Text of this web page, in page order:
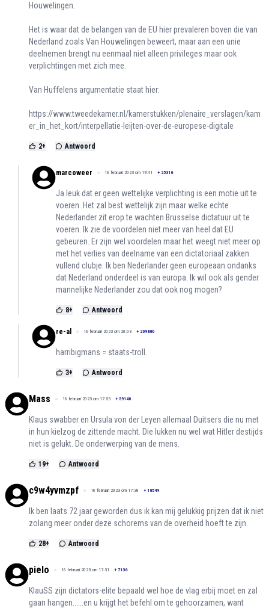
Houwelingen.
Het is waar dat de belangen van de EU hier prevaleren boven die van
Nederland zoals Van Houwelingen beweert, maar aan een unie
deelnemen brengt nu eenmaal niet alleen privileges maar ook
verplichtingen met zich mee.
Van Huffelens argumentatie staat hier:
https://www.tweedekamer.nl/kamerstukken/plenaire_verslagen/kam
er_in_het_kort/interpellatie-leijten-over-de-europese-digitale
2+ Antwoord
marcoweer 16 februari 2023 om 19:41 + 25316
Ja leuk dat er geen wettelijke verplichting is een motie uit te
voeren. Het zal best wettelijk zijn maar welke echte
Nederlander zit erop te wachten Brusselse dictatuur uit te
voeren. Ik zie de voordelen niet meer van heel dat EU
gebeuren. Er zijn wel voordelen maar het weegt niet meer op
met het verlies van deelname van een dictatoriaal zakken
vullend clubje. Ik ben Nederlander geen europeaan ondanks
dat Nederland onderdeel is van europa. Ik wil ook als gender
mannelijke Nederlander zou dat ook nog mogen?
8+ Antwoord
re-al 16 februari 2023 om 20:03 + 209880
harribigmans = staats-troll.
3+ Antwoord
Mass 16 februari 2023 om 17:55 + 59140
Klaus swabber en Ursula von der Leyen allemaal Duitsers die nu met
in hun kielzog de zittende macht. Die lukken nu wel wat Hitler destijds
niet is gelukt. De onderwerping van de mens.
19+ Antwoord
c9w4yvmzpf 16 februari 2023 om 17:38 + 18549
Ik ben laats 72 jaar geworden dus ik kan mij gelukkig prijzen dat ik niet
zolang meer onder deze schorems van de overheid hoeft te zijn.
28+ Antwoord
pielo 16 februari 2023 om 17:31 + 7136
KlauSS zijn dictators-elite bepaald wel hoe de vlag erbij moet en zal
gaan hangen......en u krijgt het befehl om te gehoorzamen, want